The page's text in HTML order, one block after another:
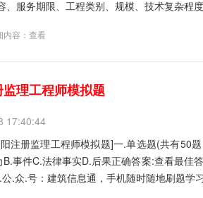
、服务期限、工程类别、规模、技术复杂程
容： 查看
理工程师模拟题
17:40:44
注册监理工程师模拟题]一.单选题(共有50
事件C.法律事实D.后果正确答案:查看最
.众.号：建筑信息通，手机随时随地刷题学